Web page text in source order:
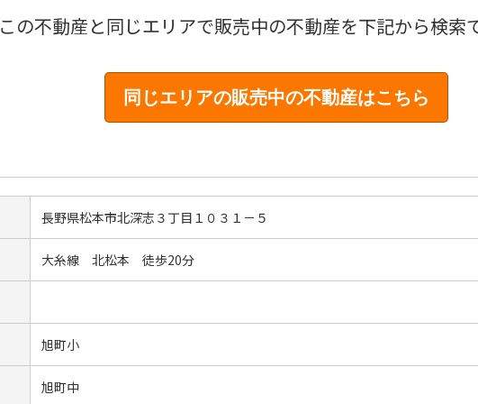
この不動産と同じエリアで販売中の不動産を下記から検索
長野県松本市北深志３丁目１０３１－５
大糸線 北松本 徒歩20分
旭町小
旭町中